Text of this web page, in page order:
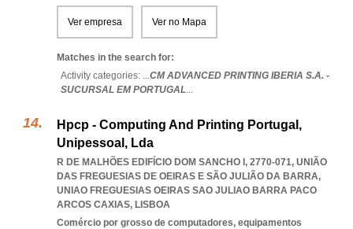
Ver empresa Ver no Mapa
Matches in the search for:
Activity categories: ...CM ADVANCED PRINTING IBERIA S.A. -
SUCURSAL EM PORTUGAL...
Hpcp - Computing And Printing Portugal,
Unipessoal, Lda
R DE MALHÕES EDIFÍCIO DOM SANCHO I, 2770-071, UNIÃO
DAS FREGUESIAS DE OEIRAS E SÃO JULIÃO DA BARRA,
UNIAO FREGUESIAS OEIRAS SAO JULIAO BARRA PACO
ARCOS CAXIAS, LISBOA
Comércio por grosso de computadores, equipamentos